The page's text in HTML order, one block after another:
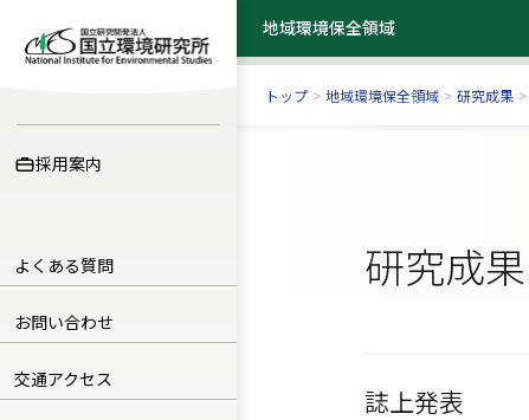
採用案内
よくある質問
お問い合わせ
交通アクセス
地域環境保全領域
トップ > 地域環境保全領域 > 研究成果 >
地域環境保全領域
研究成
誌上発表